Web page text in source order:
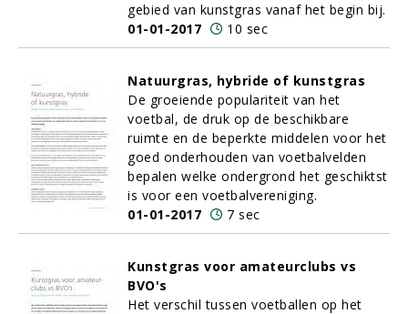
gebied van kunstgras vanaf het begin bij.
01-01-2017
10 sec
Natuurgras, hybride of kunstgras
De groeiende populariteit van het
voetbal, de druk op de beschikbare
ruimte en de beperkte middelen voor het
goed onderhouden van voetbalvelden
bepalen welke ondergrond het geschiktst
is voor een voetbalvereniging.
01-01-2017
7 sec
Kunstgras voor amateurclubs vs
BVO's
Het verschil tussen voetballen op het